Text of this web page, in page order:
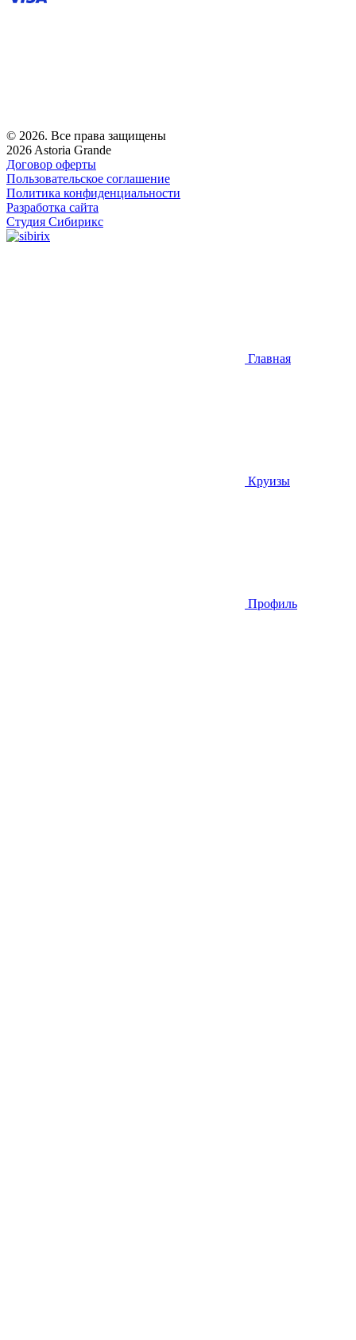
© 2026. Все права защищены
2026 Astoria Grande
Договор оферты
Пользовательское соглашение
Политика конфиденциальности
Разработка сайта
Студия Сибирикс
Главная
Круизы
Профиль